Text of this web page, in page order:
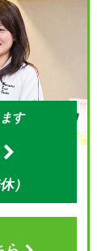
す
）